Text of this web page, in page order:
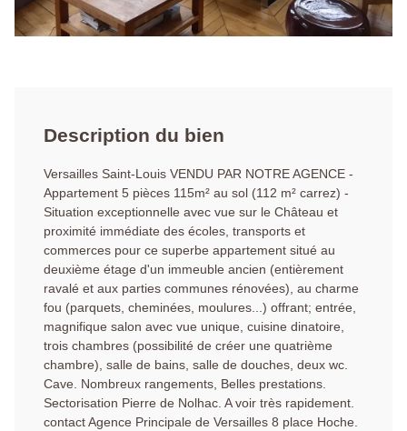
Description du bien
Versailles Saint-Louis VENDU PAR NOTRE AGENCE -
Appartement 5 pièces 115m² au sol (112 m² carrez) -
Situation exceptionnelle avec vue sur le Château et
proximité immédiate des écoles, transports et
commerces pour ce superbe appartement situé au
deuxième étage d'un immeuble ancien (entièrement
ravalé et aux parties communes rénovées), au charme
fou (parquets, cheminées, moulures...) offrant; entrée,
magnifique salon avec vue unique, cuisine dinatoire,
trois chambres (possibilité de créer une quatrième
chambre), salle de bains, salle de douches, deux wc.
Cave. Nombreux rangements, Belles prestations.
Sectorisation Pierre de Nolhac. A voir très rapidement.
contact Agence Principale de Versailles 8 place Hoche.